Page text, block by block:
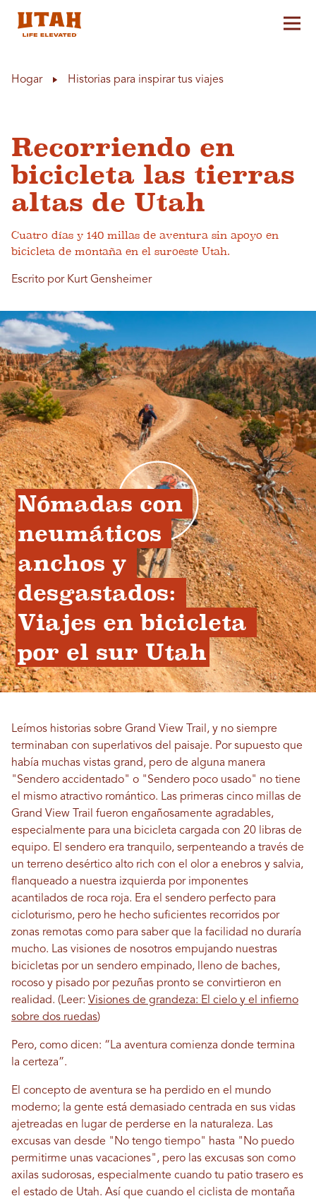
Hogar Historias para inspirar tus viajes
Recorriendo en
bicicleta las tierras
altas de Utah
Cuatro días y 140 millas de aventura sin apoyo en
bicicleta de montaña en el suroeste Utah.
Escrito por Kurt Gensheimer
Nómadas con
neumáticos
anchos y
desgastados:
Viajes en bicicleta
por el sur Utah
Leímos historias sobre Grand View Trail, y no siempre
terminaban con superlativos del paisaje. Por supuesto que
había muchas vistas grand, pero de alguna manera
"Sendero accidentado" o "Sendero poco usado" no tiene
el mismo atractivo romántico. Las primeras cinco millas de
Grand View Trail fueron engañosamente agradables,
especialmente para una bicicleta cargada con 20 libras de
equipo. El sendero era tranquilo, serpenteando a través de
un terreno desértico alto rich con el olor a enebros y salvia,
flanqueado a nuestra izquierda por imponentes
acantilados de roca roja. Era el sendero perfecto para
cicloturismo, pero he hecho suficientes recorridos por
zonas remotas como para saber que la facilidad no duraría
mucho. Las visiones de nosotros empujando nuestras
bicicletas por un sendero empinado, lleno de baches,
rocoso y pisado por pezuñas pronto se convirtieron en
realidad. (Leer: Visiones de grandeza: El cielo y el infierno
sobre dos ruedas)
Pero, como dicen: “La aventura comienza donde termina
la certeza”.
El concepto de aventura se ha perdido en el mundo
moderno; la gente está demasiado centrada en sus vidas
ajetreadas en lugar de perderse en la naturaleza. Las
excusas van desde "No tengo tiempo" hasta "No puedo
permitirme unas vacaciones", pero las excusas son como
axilas sudorosas, especialmente cuando tu patio trasero es
el estado de Utah. Así que cuando el ciclista de montaña